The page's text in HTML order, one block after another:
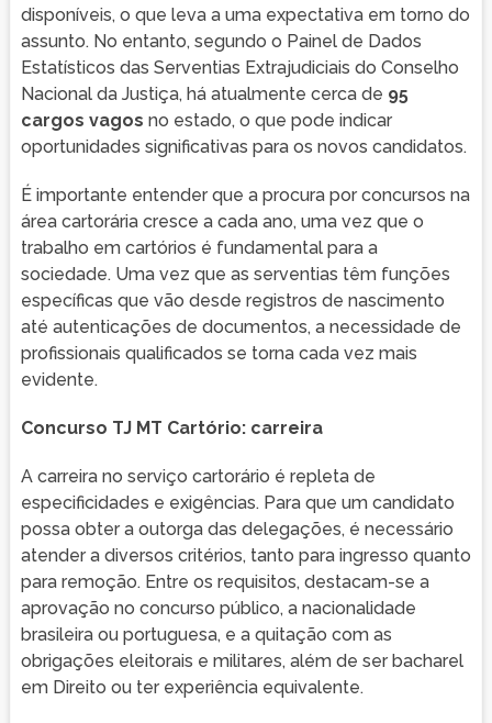
disponíveis, o que leva a uma expectativa em torno do
assunto. No entanto, segundo o Painel de Dados
Estatísticos das Serventias Extrajudiciais do Conselho
Nacional da Justiça, há atualmente cerca de 95
cargos vagos no estado, o que pode indicar
oportunidades significativas para os novos candidatos.
É importante entender que a procura por concursos na
área cartorária cresce a cada ano, uma vez que o
trabalho em cartórios é fundamental para a
sociedade. Uma vez que as serventias têm funções
específicas que vão desde registros de nascimento
até autenticações de documentos, a necessidade de
profissionais qualificados se torna cada vez mais
evidente.
Concurso TJ MT Cartório: carreira
A carreira no serviço cartorário é repleta de
especificidades e exigências. Para que um candidato
possa obter a outorga das delegações, é necessário
atender a diversos critérios, tanto para ingresso quanto
para remoção. Entre os requisitos, destacam-se a
aprovação no concurso público, a nacionalidade
brasileira ou portuguesa, e a quitação com as
obrigações eleitorais e militares, além de ser bacharel
em Direito ou ter experiência equivalente.